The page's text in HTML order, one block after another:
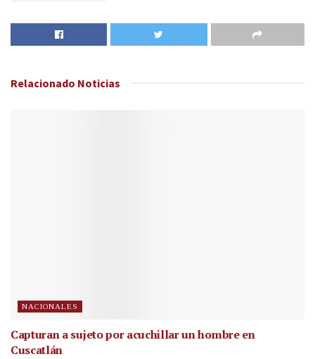
Relacionado Noticias
NACIONALES
Capturan a sujeto por acuchillar un hombre en
Cuscatlán